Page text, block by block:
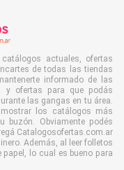
actuales, ofertas
de todas las tiendas
informado de las
y ofertas para que podás
las gangas en tu área.
los catálogos más
buzón. Obviamente podés
Catalogosofertas.com.ar
Además, al leer folletos
lo cual es bueno para